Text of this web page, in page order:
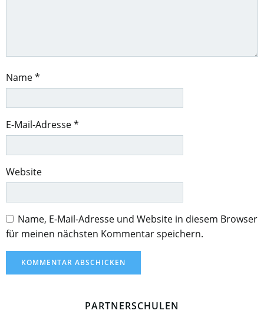
Name*
E-Mail-Adresse*
Website
Name, E-Mail-Adresse und Website in diesem Browser
für meinen nächsten Kommentar speichern.
PARTNERSCHULEN